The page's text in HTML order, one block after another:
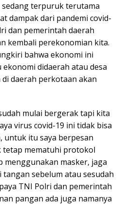
terpuruk terutama
dampak dari pandemi covid-
dan pemerintah daerah
kembali perekonomian kita.
bahwa ekonomi ini
didaerah atau desa
daerah perkotaan akan
mulai bergerak tapi kita
virus covid-19 ini tidak bisa
untuk itu saya berpesan
mematuhi protokol
menggunakan masker, jaga
tangan sebelum atau sesudah
TNI Polri dan pemerintah
pangan ada juga namanya